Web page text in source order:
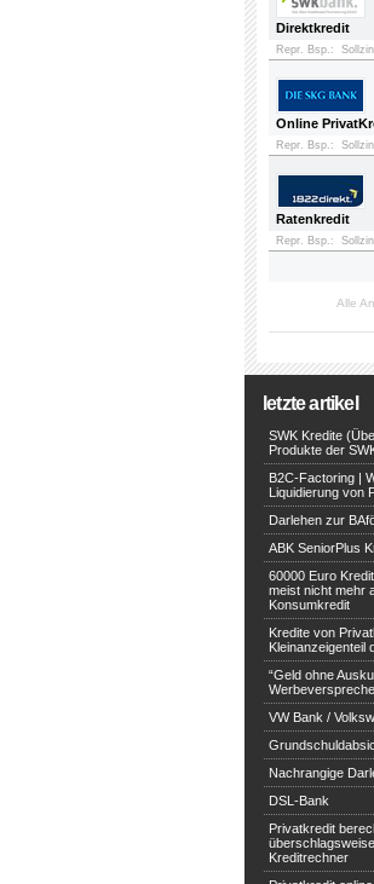
Direktkredit
Repr. Bsp.:
Online
Repr. Bsp.:
Ratenkredit
Repr. Bsp.:
Alle
letzte artikel
SWK Kredite
Produkte der
B2C-Factoring |
Liquidierung von
Darlehen zur
ABK SeniorPlus
60000 Euro
meist nicht mehr
Konsumkredit
Kredite von
Kleinanzeigenteil
“Geld ohne
VW Bank /
Nachrangige
DSL-Bank
Privatkredit
Kreditrechner